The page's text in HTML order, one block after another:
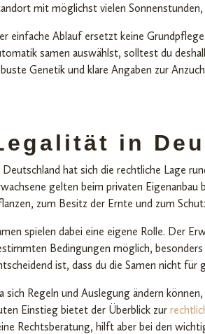
mit möglichst vielen
einfache Ablauf ersetzt keine
samen auswählst, solltest du
Genetik und klare Angaben zur
in
Deutschland hat sich die rechtliche Lage
gelten beim privaten
zum Besitz der Ernte und zum
spielen dabei eine eigene Rolle. Der
Bedingungen möglich,
ist, dass du die Samen nicht
sich Regeln und Auslegung ändern
Einstieg bietet der Überblick zur
Rechtsberatung, hilft aber bei den